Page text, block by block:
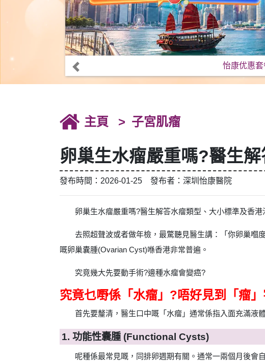
怡康优惠套
主頁 子宮肌瘤
卵巢生水瘤嚴重嗎?醫生
發布時間：2026-01-25 發布者：深圳怡康醫院
卵巢生水瘤嚴重嗎?醫生解答水瘤類型、大小標準及香港
去照超聲波或者做年檢，最驚聽見醫生講：「你卵巢嗰
嘅卵巢囊腫(Ovarian Cyst)喺香港非常普遍。
究竟幾大先要動手術?邊種水瘤會變癌?
究竟乜嘢係「水瘤」?唔好見到「瘤
首先要釐清，醫生口中嘅「水瘤」通常係指入面充滿液
1. 功能性囊腫 (Functional Cysts)
呢種係最常見嘅，同排卵週期有關。通常一兩個月後會